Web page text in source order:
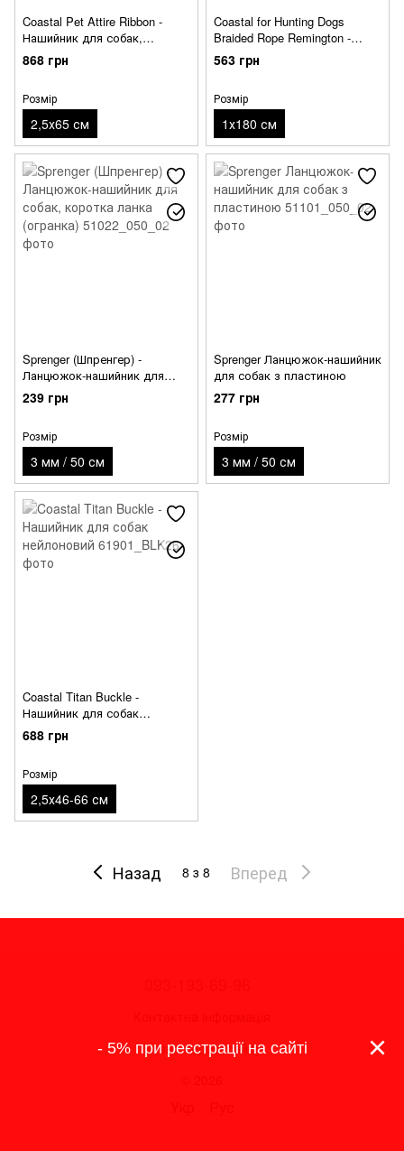
Coastal Pet Attire Ribbon -
Нашийник для собак,
2,5х65см
868 грн
Розмір
2,5х65 см
Coastal for Hunting Dogs
Braided Rope Remington -
Ривковий нашийник-повідець
для дрібних та середніх порід
563 грн
Розмір
1х180 см
Sprenger (Шпренгер) -
Ланцюжок-нашийник для
собак, коротка ланка
(огранка)
239 грн
Розмір
3 мм / 50 см
Sprenger Ланцюжок-нашийник
для собак з пластиною
277 грн
Розмір
3 мм / 50 см
Coastal Titan Buckle -
Нашийник для собак
нейлоновий
688 грн
Розмір
2,5х46-66 см
Назад 8 з 8 Вперед
Повна версія сайту
×
- 5% при реєстрації на сайті